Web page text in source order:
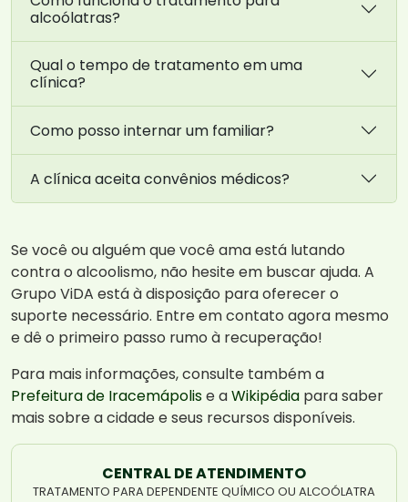
alcoólatras?
Qual o tempo de tratamento em uma
clínica?
Como posso internar um familiar?
A clínica aceita convênios médicos?
Se você ou alguém que você ama está lutando
contra o alcoolismo, não hesite em buscar ajuda. A
Grupo ViDA está à disposição para oferecer o
suporte necessário. Entre em contato agora mesmo
e dê o primeiro passo rumo à recuperação!
Para mais informações, consulte também a
Prefeitura de Iracemápolise aWikipédia para saber
mais sobre a cidade e seus recursos disponíveis.
CENTRAL DE ATENDIMENTO
TRATAMENTO PARA DEPENDENTE QUÍMICO OU ALCOÓLATRA